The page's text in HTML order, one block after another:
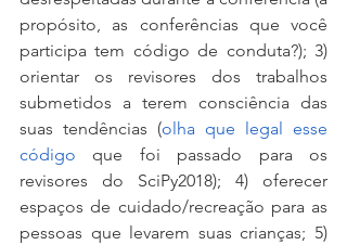
propósito, as conferências que você
participa tem código de conduta?); 3)
orientar os revisores dos trabalhos
submetidos a terem consciência das
suas tendências (olha que legal esse
código que foi passado para os
revisores do SciPy2018); 4) oferecer
espaços de cuidado/recreação para as
pessoas que levarem suas crianças; 5)